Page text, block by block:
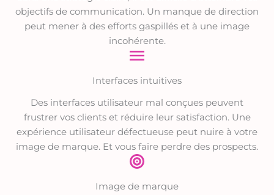
objectifs de communication. Un manque de direction
peut mener à des efforts gaspillés et à une image
incohérente.
Interfaces intuitives
Des interfaces utilisateur mal conçues peuvent
frustrer vos clients et réduire leur satisfaction. Une
expérience utilisateur défectueuse peut nuire à votre
image de marque. Et vous faire perdre des prospects.
Image de marque